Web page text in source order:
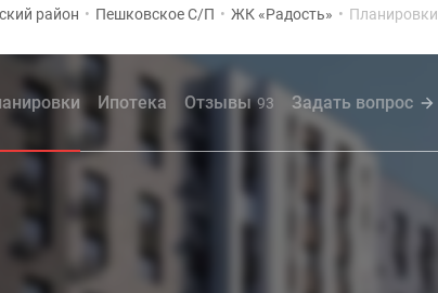
район • Пешковское С/П • ЖК «Радость» • Планировки
Ипотека Отзывы 93 Задать вопрос